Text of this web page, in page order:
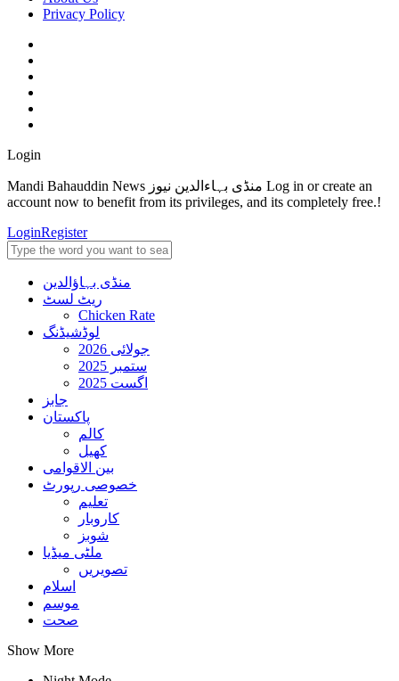
Privacy Policy
Login
Mandi Bahauddin News منڈی بہاءالدین نیوز Log in or create an
account now to benefit from its privileges, and its completely free.!
LoginRegister
منڈی بہاؤالدین
ریٹ لسٹ
Chicken Rate
لوڈشیڈنگ
جولائی 2026
ستمبر 2025
اگست 2025
جابز
پاکستان
کالم
کھیل
بین الاقوامی
خصوصی رپورٹ
تعلیم
کاروبار
شوبز
ملٹی میڈیا
تصویریں
اسلام
موسم
صحت
Show More